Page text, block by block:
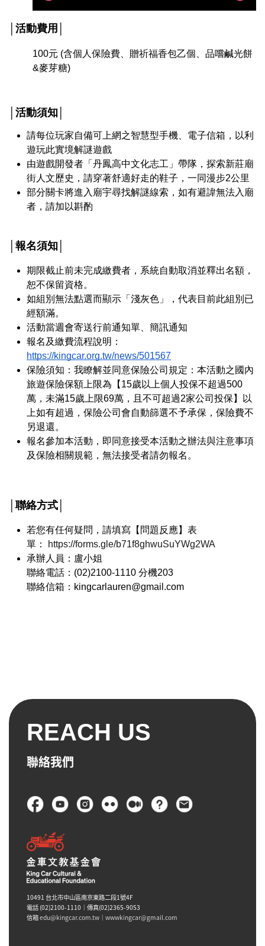
│活動費用│
100元 (含個人保險費、贈祈福香包乙個、品嚐鹹光餅
&麥芽糖)
│活動須知│
請每位玩家自備可上網之智慧型手機、電子信箱，以利
遊玩此實境解謎遊戲
由遊戲開發者「丹鳳高中文化志工」帶隊，探索新莊廟
街人文歷史，請穿著舒適好走的鞋子，一同漫步2公里
部分關卡將進入廟宇尋找解謎線索，如有避諱無法入廟
者，請加以斟酌
│報名須知│
期限截止前未完成繳費者，系統自動取消並釋出名額，
恕不保留資格。
如組別無法點選而顯示「淺灰色」，代表目前此組別已
經額滿。
活動當週會寄送行前通知單、簡訊通知
報名及繳費流程說明：
https://kingcar.org.tw/news/501567
保險須知：我瞭解並同意保險公司規定：本活動之國內
旅遊保險保額上限為【15歲以上個人投保不超過500
萬，未滿15歲上限69萬，且不可超過2家公司投保】以
上如有超過，保險公司會自動篩選不予承保，保險費不
另退還。
報名參加本活動，即同意接受本活動之辦法與注意事項
及保險相關規範，無法接受者請勿報名。
│聯絡方式│
若您有任何疑問，請填寫【問題反應】表
單：
https://forms.gle/b71f8ghwuSuYWg2WA
承辦人員：盧小姐
聯絡電話：(02)2100-1110 分機203
聯絡信箱：kingcarlauren@gmail.com
REACH US
聯絡我們
頁尾
10491 台北市中山區南京東路二段1號4F
電話 (02)2100-1110｜傳真(02)2365-9053
信箱edu@kingcar.com.tw ｜ wwwkingcar@gmail.com